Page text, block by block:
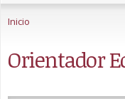
Inicio
Orientador